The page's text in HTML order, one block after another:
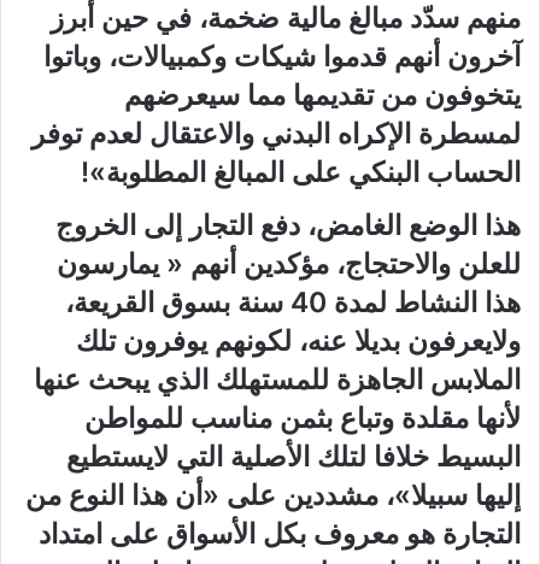
منهم سدّد مبالغ مالية ضخمة، في حين أبرز
آخرون أنهم قدموا شيكات وكمبيالات، وباتوا
يتخوفون من تقديمها مما سيعرضهم
لمسطرة الإكراه البدني والاعتقال لعدم توفر
الحساب البنكي على المبالغ المطلوبة»!
هذا الوضع الغامض، دفع التجار إلى الخروج
للعلن والاحتجاج، مؤكدين أنهم « يمارسون
هذا النشاط لمدة 40 سنة بسوق القريعة،
ولايعرفون بديلا عنه، لكونهم يوفرون تلك
الملابس الجاهزة للمستهلك الذي يبحث عنها
لأنها مقلدة وتباع بثمن مناسب للمواطن
البسيط خلافا لتلك الأصلية التي لايستطيع
إليها سبيلا»، مشددين على «أن هذا النوع من
التجارة هو معروف بكل الأسواق على امتداد